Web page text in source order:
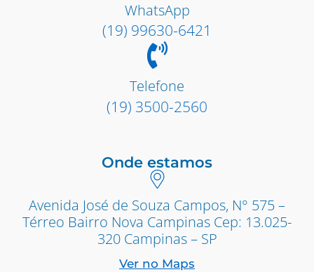
WhatsApp
(19) 99630-6421
Telefone
(19) 3500-2560
Onde estamos
Avenida José de Souza Campos, N° 575 –
Térreo Bairro Nova Campinas Cep: 13.025-
320 Campinas – SP
Ver no Maps